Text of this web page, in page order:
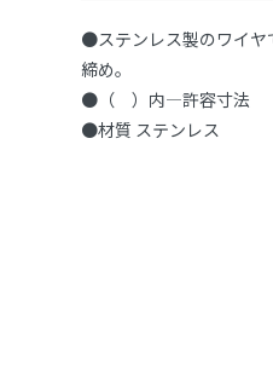
●ステンレス製のワイヤ
締め。
●（ ）内—許容寸法
●材質 ステンレス